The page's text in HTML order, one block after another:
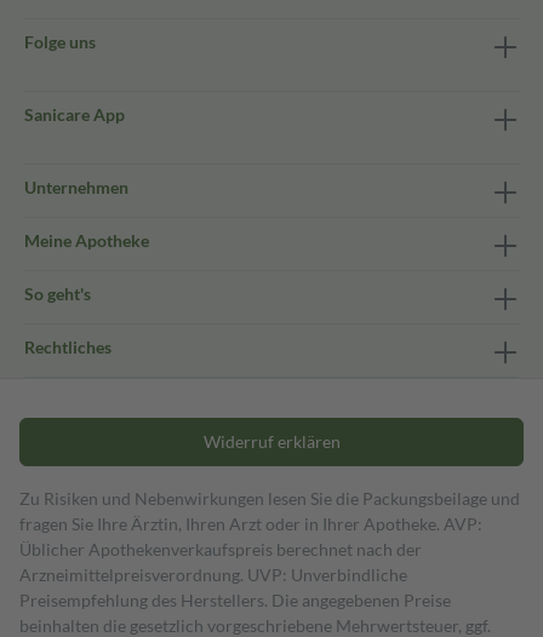
Folge uns
Sanicare App
Unternehmen
Meine Apotheke
So geht's
Rechtliches
Widerruf erklären
Zu Risiken und Nebenwirkungen lesen Sie die Packungsbeilage und
fragen Sie Ihre Ärztin, Ihren Arzt oder in Ihrer Apotheke. AVP:
Üblicher Apothekenverkaufspreis berechnet nach der
Arzneimittelpreisverordnung. UVP: Unverbindliche
Preisempfehlung des Herstellers. Die angegebenen Preise
beinhalten die gesetzlich vorgeschriebene Mehrwertsteuer, ggf.